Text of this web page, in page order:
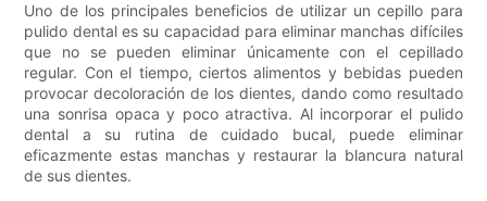
Uno de los principales beneficios de utilizar un cepillo para
pulido dental es su capacidad para eliminar manchas difíciles
que no se pueden eliminar únicamente con el cepillado
regular. Con el tiempo, ciertos alimentos y bebidas pueden
provocar decoloración de los dientes, dando como resultado
una sonrisa opaca y poco atractiva. Al incorporar el pulido
dental a su rutina de cuidado bucal, puede eliminar
eficazmente estas manchas y restaurar la blancura natural
de sus dientes.